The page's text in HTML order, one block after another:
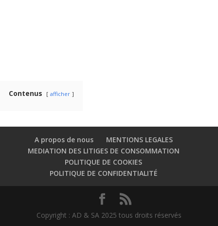
Contenus afficher
A propos de nous
MENTIONS LEGALES
MEDIATION DES LITIGES DE CONSOMMATION
POLITIQUE DE COOKIES
POLITIQUE DE CONFIDENTIALITÉ
Copyright : AD & SA 2025 tous droits réservés